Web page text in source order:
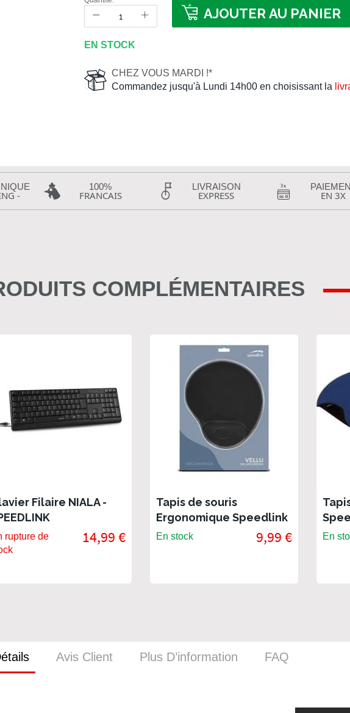
AJOUTER AU PANIER
EN STOCK
CHEZ VOUS MARDI !*
Commandez jusqu'à Lundi 14h00 en choisissant la
-
100%
FRANCAIS
LIVRAISON
EXPRESS EN 3X
COMPLÉMENTAIRES
Filaire NIALA -
rupture de
14,99 €
Tapis de souris
Ergonomique Speedlink
Vellu en Gel - Noir
En stock 9,99 €
Bleu
En
Avis Client Plus D’information FAQ